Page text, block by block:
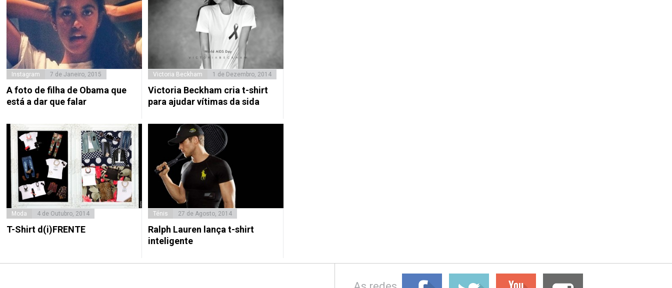
Instagram 7 de Janeiro, 2015
A foto de filha de Obama que
está a dar que falar
Victoria Beckham 1 de Dezembro, 2014
Victoria Beckham cria t-shirt
para ajudar vítimas da sida
Moda 4 de Outubro, 2014
T-Shirt d(i)FRENTE
Ténis 27 de Agosto, 2014
Ralph Lauren lança t-shirt
inteligente